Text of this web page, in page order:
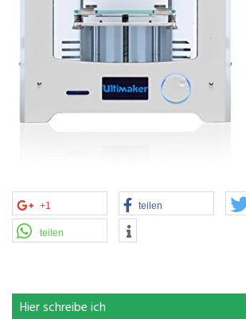
+1 teilen
teilen
Hier schreibe ich